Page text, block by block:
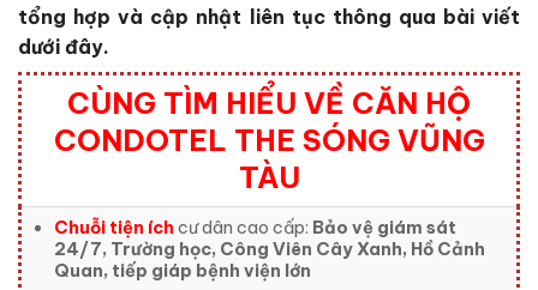
tổng hợp và cập nhật liên tục thông qua bài viết
dưới đây.
CÙNG TÌM HIỂU VỀ CĂN HỘ
CONDOTEL THE SÓNG VŨNG
TÀU
Chuỗi tiện ích cư dân cao cấp: Bảo vệ giám sát
24/7, Trường học, Công Viên Cây Xanh, Hồ Cảnh
Quan, tiếp giáp bệnh viện lớn